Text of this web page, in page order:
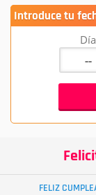
Introduce tu
Día
FELIZ